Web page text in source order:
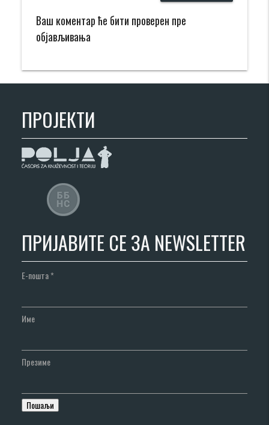
Ваш коментар ће бити проверен пре
објављивања
ПРОЈЕКТИ
ПРИЈАВИТЕ СЕ ЗА NEWSLETTER
Е-пошта*
Име
Презиме